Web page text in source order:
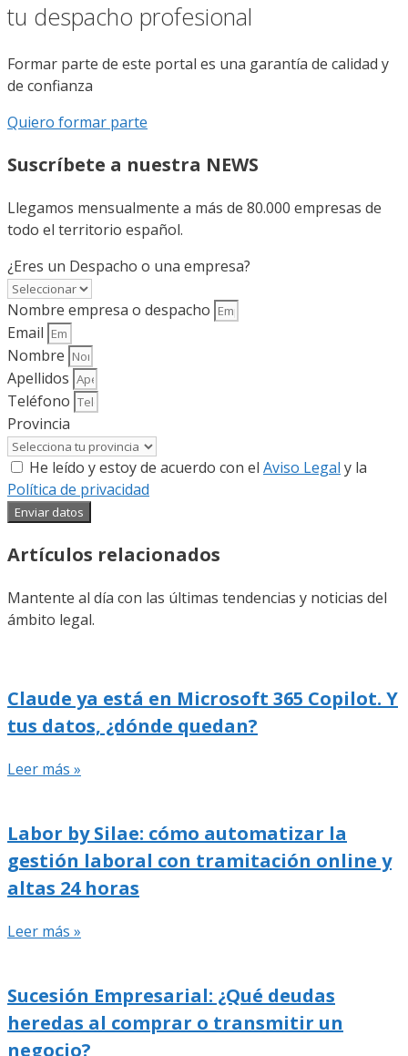
tu despacho profesional
Formar parte de este portal es una garantía de calidad y
de confianza
Quiero formar parte
Suscríbete a nuestra NEWS
Llegamos mensualmente a más de 80.000 empresas de
todo el territorio español.
¿Eres un Despacho o una empresa?
Nombre empresa o despacho
Email
Nombre
Apellidos
Teléfono
Provincia
He leído y estoy de acuerdo con el Aviso Legal y la
Política de privacidad
Enviar datos
Artículos relacionados
Mantente al día con las últimas tendencias y noticias del
ámbito legal.
Claude ya está en Microsoft 365 Copilot. Y
tus datos, ¿dónde quedan?
Leer más »
Labor by Silae: cómo automatizar la
gestión laboral con tramitación online y
altas 24 horas
Leer más »
Sucesión Empresarial: ¿Qué deudas
heredas al comprar o transmitir un
negocio?